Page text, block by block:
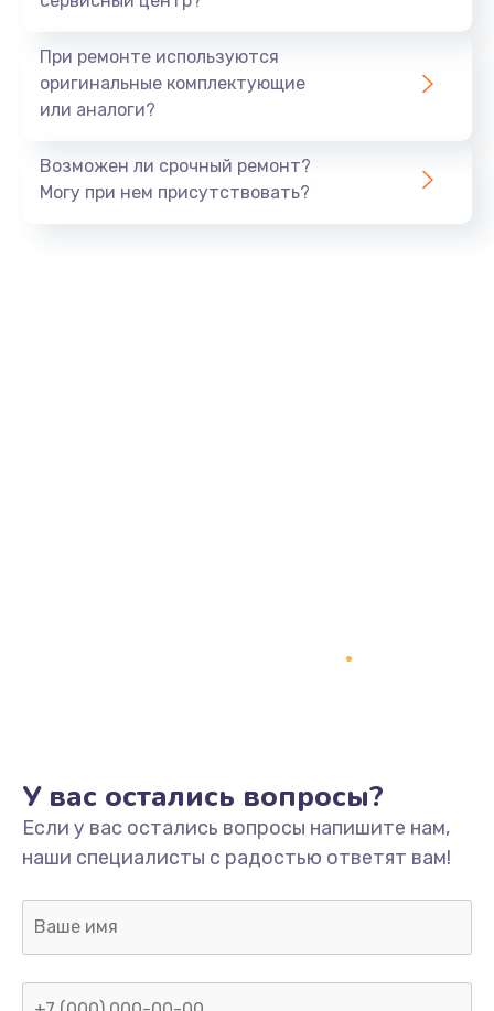
1000 руб.
Замена конденсаторов
2800 руб.
Прошивка / разблокировка
1500 руб.
1045 руб.
При ремонте используются
оригинальные комплектующие
или аналоги?
Возможен ли срочный ремонт?
Могу при нем присутствовать?
У вас остались вопросы?
Если у вас остались вопросы напишите нам,
наши специалисты с радостью ответят вам!